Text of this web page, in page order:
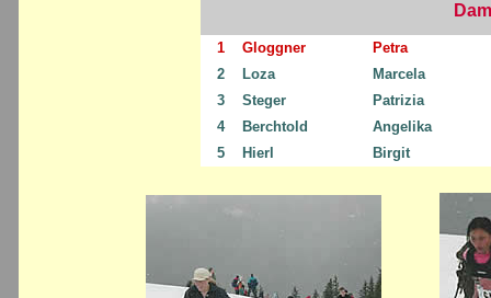
1 Gloggner
Petra
2
Loza
Marcela
3
Steger
Patrizia
4
Berchtold
Angelika
5
Hierl Birgit